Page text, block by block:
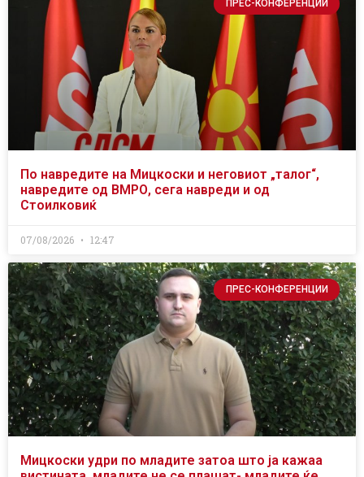
ПРЕС-КОНФЕРЕНЦИИ
По навредите на Мицкоски и неговиот „талог“,
навредите од ВМРО, сега навреди и од
Стоилковиќ
07/08/2026 12:47
ПРЕС-КОНФЕРЕНЦИИ
Мицкоски удри по младите затоа што ја кажаа